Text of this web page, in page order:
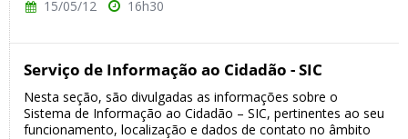
15/05/12 16h30
Serviço de Informação ao Cidadão - SIC
Nesta seção, são divulgadas as informações sobre o
Sistema de Informação ao Cidadão – SIC, pertinentes ao seu
funcionamento, localização e dados de contato no âmbito